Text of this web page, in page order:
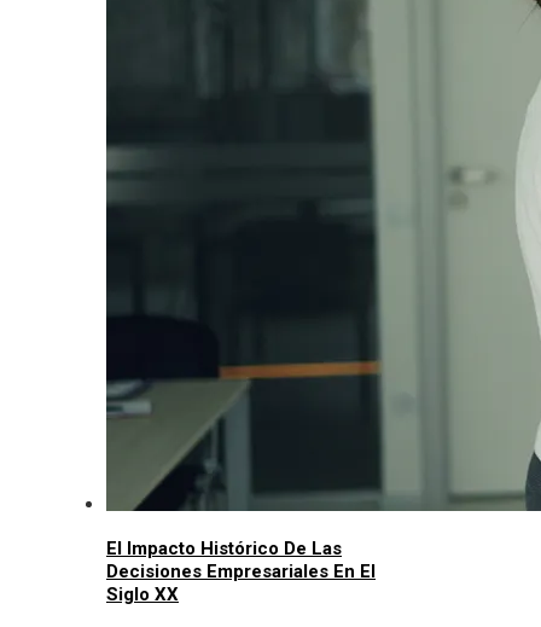
El Impacto Histórico De Las
Decisiones Empresariales En El
Siglo XX